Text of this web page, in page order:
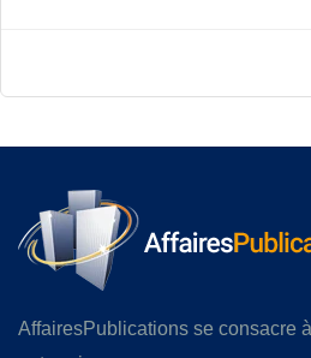
AffairesPublications se consacre